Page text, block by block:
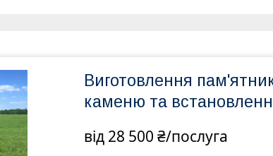
Виготовлення
каменю та
від 28 500 ₴/послуга